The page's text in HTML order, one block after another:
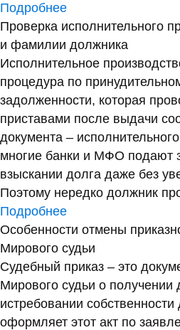
Подробнее
Проверка исполнительного
и фамилии должника
Исполнительное
процедура по
задолженности, которая
приставами после выдачи
документа –
многие банки и МФО подают
взыскании долга даже без
Поэтому нередко должник
Подробнее
Особенности отмены
Мирового судьи
Судебный приказ – это
Мирового судьи о
истребовании
оформляет этот акт по